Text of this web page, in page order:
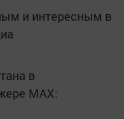
и интересным в
в
MАХ: